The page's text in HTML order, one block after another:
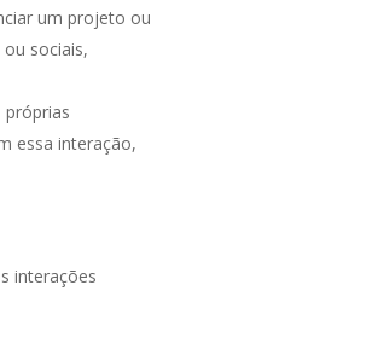
um projeto ou
sociais,
essa interação,
interações